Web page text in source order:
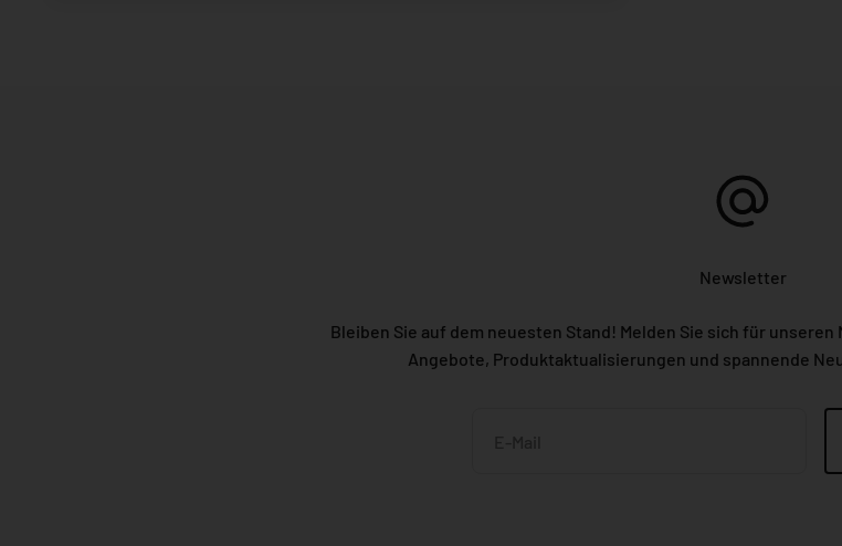
Newsletter
Bleiben Sie auf dem neuesten Stand! Melden Sie sich für
Angebote, Produktaktualisierungen und spannende